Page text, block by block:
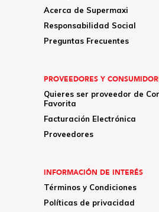
Acerca de Supermaxi
Responsabilidad Social
Preguntas Frecuentes
PROVEEDORES Y
Quieres ser proveedor de
Favorita
Facturación Electrónica
Proveedores
INFORMACIÓN DE INTERÉS
Términos y Condiciones
Políticas de privacidad